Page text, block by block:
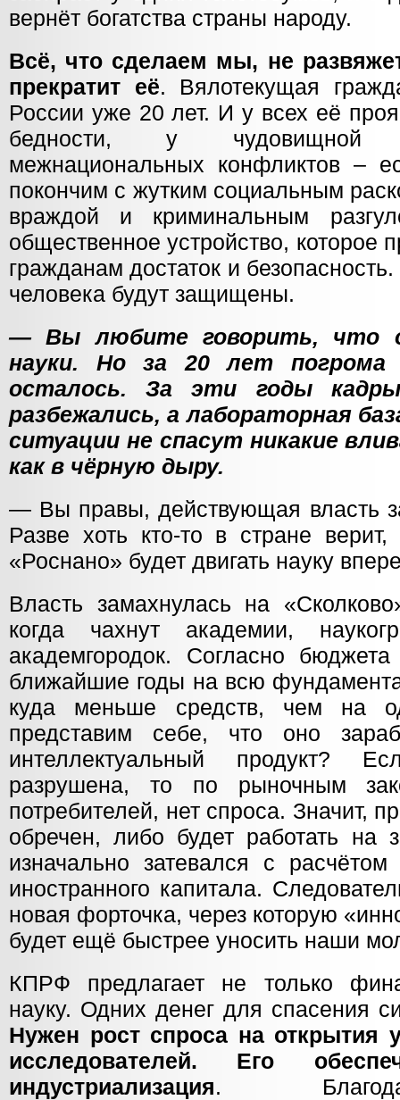
вернёт богатства страны народу.
Всё, что сделаем мы, не
прекратит её. Вялотекущая
России уже 20 лет. И у всех её
бедности, у чудовищной
межнациональных конфликтов –
покончим с жутким социальным
враждой и криминальным
общественное устройство, которое
гражданам достаток и
человека будут защищены.
— Вы любите говорить, что
науки. Но за 20 лет
осталось. За эти годы
разбежались, а лабораторная
ситуации не спасут никакие
как в чёрную дыру.
— Вы правы, действующая власть
Разве хоть кто-то в стране
«Роснано» будет двигать науку
Власть замахнулась на
когда чахнут академии,
академгородок. Согласно
ближайшие годы на всю
куда меньше средств, чем на
представим себе, что оно
интеллектуальный продукт?
разрушена, то по рыночным
потребителей, нет спроса. Значит,
обречен, либо будет работать на
изначально затевался с
иностранного капитала.
новая форточка, через которую
будет ещё быстрее уносить наши
КПРФ предлагает не только
науку. Одних денег для спасения
Нужен рост спроса на открытия
исследователей. Его
индустриализация.